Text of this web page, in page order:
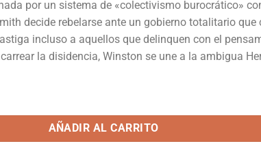
por un sistema de «colectivismo burocrático»
decide rebelarse ante un gobierno totalitario
incluso a aquellos que delinquen con el
la disidencia, Winston se une a la ambigua
AÑADIR AL CARRITO